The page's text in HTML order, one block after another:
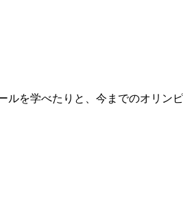
を学べたりと、今までのオリン